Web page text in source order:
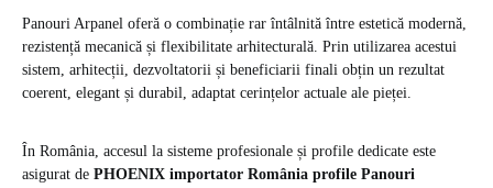
Panouri Arpanel oferă o combinație rar întâlnită între estetică modernă,
rezistență mecanică și flexibilitate arhitecturală. Prin utilizarea acestui
sistem, arhitecții, dezvoltatorii și beneficiarii finali obțin un rezultat
coerent, elegant și durabil, adaptat cerințelor actuale ale pieței.
În România, accesul la sisteme profesionale și profile dedicate este
asigurat de PHOENIX importator România profile Panouri